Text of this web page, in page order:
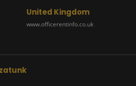
United Kingdom
www.officerentinfo.co.uk